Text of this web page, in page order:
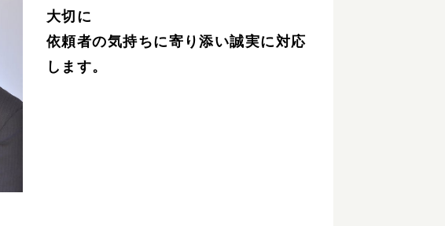
大切に
依頼者の気持ちに寄り添い誠実に対応
します。